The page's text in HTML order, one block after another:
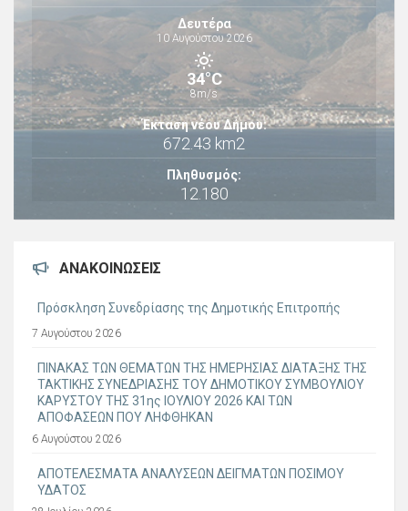
Δευτέρα
10 Αυγούστου 2026
34°C
8m/s
Έκταση νέου Δήμου:
672.43 km2
Πληθυσμός:
12.180
ΑΝΑΚΟΙΝΏΣΕΙΣ
Πρόσκληση Συνεδρίασης της Δημοτικής Επιτροπής
7 Αυγούστου 2026
ΠΙΝΑΚΑΣ ΤΩΝ ΘΕΜΑΤΩΝ ΤΗΣ ΗΜΕΡΗΣΙΑΣ ΔΙΑΤΑΞΗΣ ΤΗΣ
ΤΑΚΤΙΚΗΣ ΣΥΝΕΔΡΙΑΣΗΣ ΤΟΥ ΔΗΜΟΤΙΚΟΥ ΣΥΜΒΟΥΛΙΟΥ
ΚΑΡΥΣΤΟΥ ΤΗΣ 31ης ΙΟΥΛΙΟΥ 2026 ΚΑΙ ΤΩΝ
ΑΠΟΦΑΣΕΩΝ ΠΟΥ ΛΗΦΘΗΚΑΝ
6 Αυγούστου 2026
ΑΠΟΤΕΛΕΣΜΑΤΑ ΑΝΑΛΥΣΕΩΝ ΔΕΙΓΜΑΤΩΝ ΠΟΣΙΜΟΥ
ΥΔΑΤΟΣ